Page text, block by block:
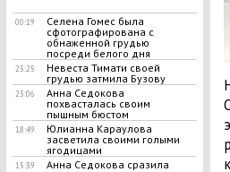
00:19
Селена Гомес была
сфотографирована с
обнаженной грудью
посреди белого дня
23:25
Невеста Тимати своей
грудью затмила Бузову
23:06
Анна Седокова
похвасталась своим
пышным бюстом
18:49
Юлианна Караулова
засветила своими голыми
ягодицами
15:39
Анна Седокова сразила